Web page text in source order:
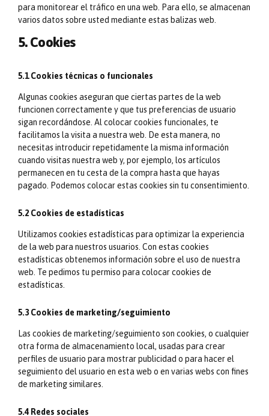
para monitorear el tráfico en una web. Para ello, se almacenan
varios datos sobre usted mediante estas balizas web.
5. Cookies
5.1 Cookies técnicas o funcionales
Algunas cookies aseguran que ciertas partes de la web
funcionen correctamente y que tus preferencias de usuario
sigan recordándose. Al colocar cookies funcionales, te
facilitamos la visita a nuestra web. De esta manera, no
necesitas introducir repetidamente la misma información
cuando visitas nuestra web y, por ejemplo, los artículos
permanecen en tu cesta de la compra hasta que hayas
pagado. Podemos colocar estas cookies sin tu consentimiento.
5.2 Cookies de estadísticas
Utilizamos cookies estadísticas para optimizar la experiencia
de la web para nuestros usuarios. Con estas cookies
estadísticas obtenemos información sobre el uso de nuestra
web. Te pedimos tu permiso para colocar cookies de
estadísticas.
5.3 Cookies de marketing/seguimiento
Las cookies de marketing/seguimiento son cookies, o cualquier
otra forma de almacenamiento local, usadas para crear
perfiles de usuario para mostrar publicidad o para hacer el
seguimiento del usuario en esta web o en varias webs con fines
de marketing similares.
5.4 Redes sociales